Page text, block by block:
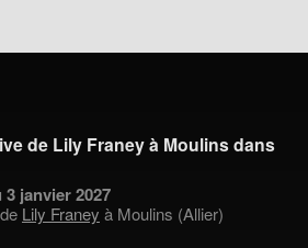
de Lily Franey à Moulins dans
3 janvier 2027
Lily Franey à Moulins (Allier)